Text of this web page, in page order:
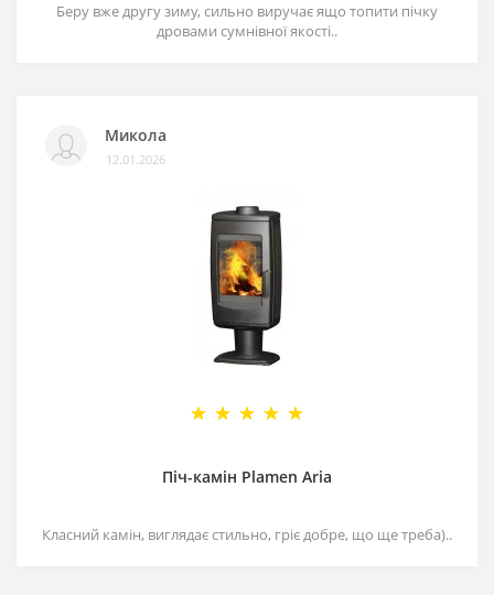
Беру вже другу зиму, сильно виручає ящо топити пічку
дровами сумнівної якості..
Микола
12.01.2026
Піч-камін Plamen Aria
Класний камін, виглядає стильно, гріє добре, що ще треба)..